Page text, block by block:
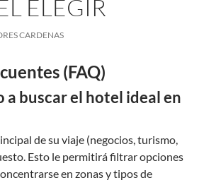
ELEGIR
CARDENAS
(FAQ)
a buscar el hotel ideal en
de su viaje (negocios, turismo,
Esto le permitirá filtrar opciones
en zonas y tipos de